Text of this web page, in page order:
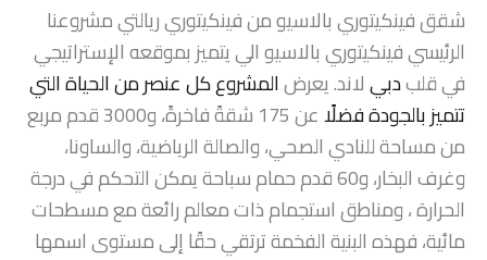
شقق فينكيتوري بالاسيو من فينكيتوري ريالتي مشروعنا
الرئيسي فينكيتوري بالاسيو الي يتميز بموقعه الإستراتيجي
في قلبدبيلاند. يعرضالمشروع كل عنصر من الحياة التي
تتميز بالجودة فضلًا
عن 175 شقةً فاخرةً، و3000 قدم مربع
من مساحة للنادي الصحي، والصالة الرياضية، والساونا،
وغرف البخار، و60 قدم حمام سباحة يمكن التحكم في درجة
الحرارة ، ومناطق استجمام ذات معالم رائعة مع مسطحات
مائية، فهذه البنية الفخمة ترتقي حقًا إلى مستوى اسمها